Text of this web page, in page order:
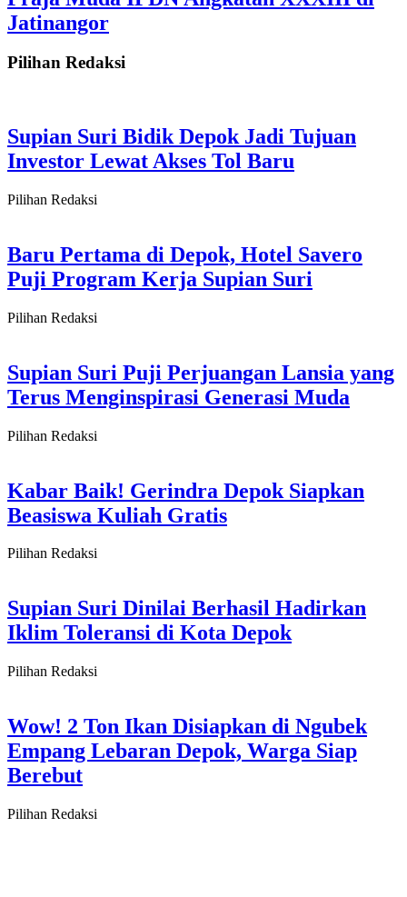
Jatinangor
Pilihan Redaksi
Supian Suri Bidik Depok Jadi Tujuan
Investor Lewat Akses Tol Baru
Pilihan Redaksi
Baru Pertama di Depok, Hotel Savero
Puji Program Kerja Supian Suri
Pilihan Redaksi
Supian Suri Puji Perjuangan Lansia yang
Terus Menginspirasi Generasi Muda
Pilihan Redaksi
Kabar Baik! Gerindra Depok Siapkan
Beasiswa Kuliah Gratis
Pilihan Redaksi
Supian Suri Dinilai Berhasil Hadirkan
Iklim Toleransi di Kota Depok
Pilihan Redaksi
Wow! 2 Ton Ikan Disiapkan di Ngubek
Empang Lebaran Depok, Warga Siap
Berebut
Pilihan Redaksi